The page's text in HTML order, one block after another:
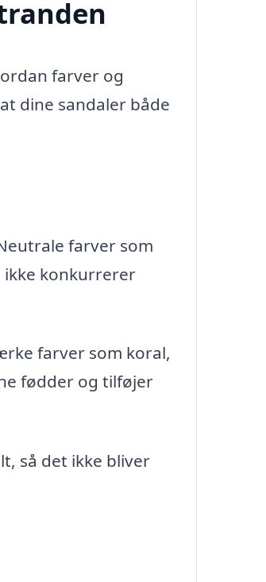
farver og
dine sandaler både
farver som
ikke konkurrerer
farver som koral,
fødder og tilføjer
så det ikke bliver